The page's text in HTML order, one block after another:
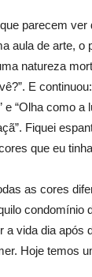
parecem ver
aula de arte, o
natureza
E
“Olha como a
Fiquei
que eu
as cores
condomínio
vida dia após
Hoje temos